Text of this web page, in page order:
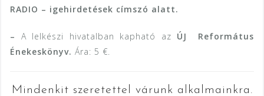
RADIO – igehirdetések címszó alatt.
– A lelkészi hivatalban kapható az ÚJ Református
Énekeskönyv. Ára: 5 €.
Mindenkit szeretettel várunk alkalmainkra.